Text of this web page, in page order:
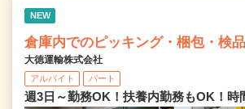
NEW
倉庫内でのピッキング・梱包・検
大徳運輸株式会社
アルバイト パート
週3日～勤務OK！扶養内勤務もOK！時